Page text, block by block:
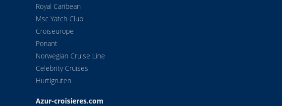
Royal Caribean
Msc Yatch Club
Croiseurope
Ponant
Norwegian Cruise Line
Celebrity Cruises
Hurtigruten
Azur-croisieres.com